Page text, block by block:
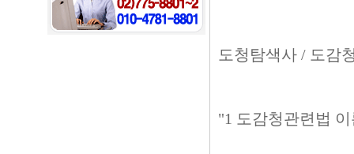
도청탐색사 / 도감
"1 도감청관련법